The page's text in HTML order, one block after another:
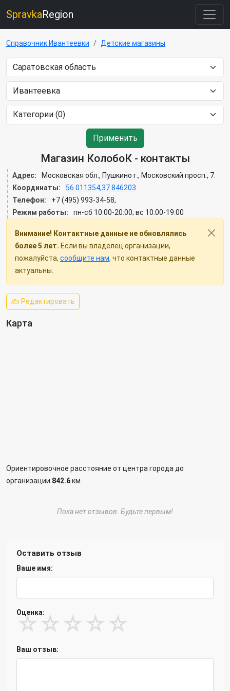
SpravkaRegion
Справочник Ивантеевки Детские магазины
Применить
Магазин КолобоК - контакты
Адрес:
Московская обл., Пушкино г., Московский просп., 7.
Координаты:
56.011354,37.846203
Телефон:
+7 (495) 993-34-58,
Режим работы:
пн-сб 10:00-20:00; вс 10:00-19:00
Внимание! Контактные данные не обновлялись
более 5 лет. Если вы владелец организации,
пожалуйста, сообщите нам, что контактные данные
актуальны.
✍ Редактировать
Карта
Ориентировочное расстояние от центра города до
организации 842.6км.
Пока нет отзывов. Будьте первым!
Оставить отзыв
Ваше имя:
Оценка:
☆ ☆ ☆ ☆ ☆
Ваш отзыв: